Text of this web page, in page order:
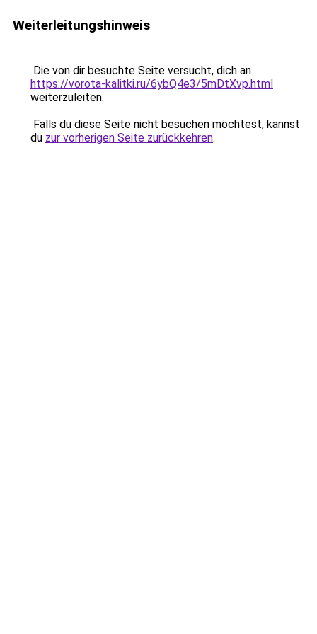
Weiterleitungshinweis
Die von dir besuchte Seite versucht, dich an
https://vorota-kalitki.ru/6ybQ4e3/5mDtXvp.html
weiterzuleiten.
Falls du diese Seite nicht besuchen möchtest, kannst
du zur vorherigen Seite zurückkehren.